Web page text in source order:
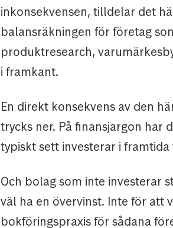
inkonsekvensen, tilldelar det
balansräkningen för företag
produktresearch,
i framkant.
En direkt konsekvens av den
trycks ner. På finansjargon har
typiskt sett investerar i framtida
Och bolag som inte investerar
väl ha en övervinst. Inte för att
bokföringspraxis för sådana